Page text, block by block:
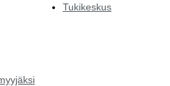
Tukikeskus